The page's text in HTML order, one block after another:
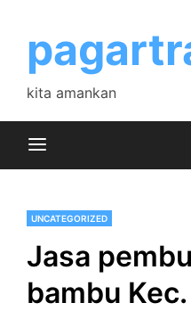
content
kita amankan
UNCATEGORIZED
Jasa
bambu